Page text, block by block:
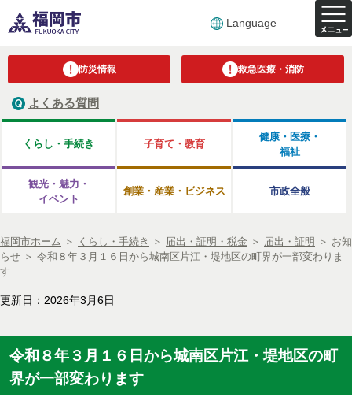
Language
防災情報 救急医療・消防
よくある質問
くらし・手続き 子育て・教育
健康・医療・
福祉
観光・魅力・
イベント
創業・産業・ビジネス 市政全般
福岡市ホーム ＞ くらし・手続き ＞ 届出・証明・税金 ＞ 届出・証明 ＞ お知
らせ ＞ 令和８年３月１６日から城南区片江・堤地区の町界が一部変わりま
す
更新日：2026年3月6日
令和８年３月１６日から城南区片江・堤地区の町
界が一部変わります